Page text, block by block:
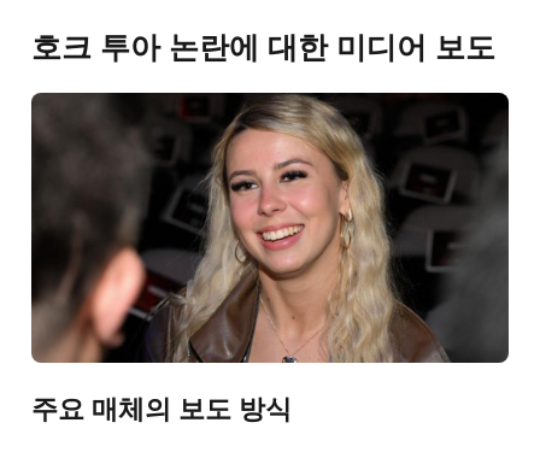
호크 투아 논란에 대한 미디어 보도
주요 매체의 보도 방식